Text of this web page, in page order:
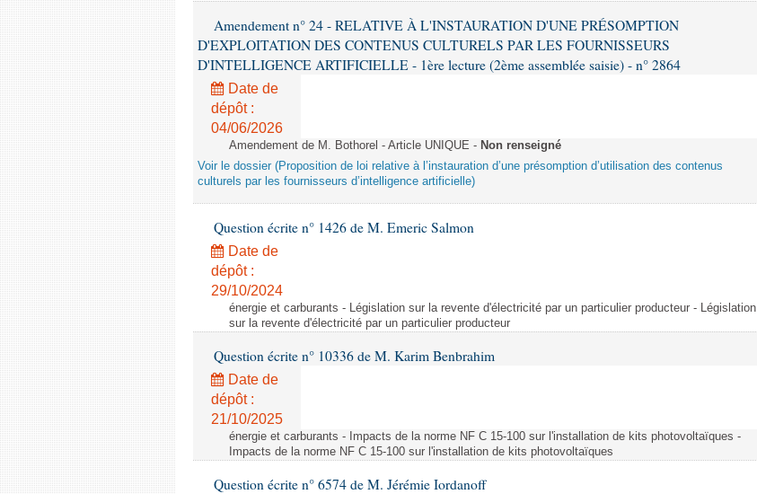
Amendement n° 24 - RELATIVE À L'INSTAURATION D'UNE PRÉSOMPTION
D'EXPLOITATION DES CONTENUS CULTURELS PAR LES FOURNISSEURS
D'INTELLIGENCE ARTIFICIELLE - 1ère lecture (2ème assemblée saisie) - n° 2864
Date de
dépôt :
04/06/2026
Amendement de M. Bothorel - Article UNIQUE - Non renseigné
Voir le dossier (Proposition de loi relative à l’instauration d’une présomption d’utilisation des contenus
culturels par les fournisseurs d’intelligence artificielle)
Question écrite n° 1426 de M. Emeric Salmon
Date de
dépôt :
29/10/2024
énergie et carburants - Législation sur la revente d'électricité par un particulier producteur - Législation
sur la revente d'électricité par un particulier producteur
Question écrite n° 10336 de M. Karim Benbrahim
Date de
dépôt :
21/10/2025
énergie et carburants - Impacts de la norme NF C 15-100 sur l'installation de kits photovoltaïques -
Impacts de la norme NF C 15-100 sur l'installation de kits photovoltaïques
Question écrite n° 6574 de M. Jérémie Iordanoff